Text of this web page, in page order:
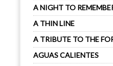
A NIGHT TO
A THIN LINE
A TRIBUTE TO THE
AGUAS CALIENTES